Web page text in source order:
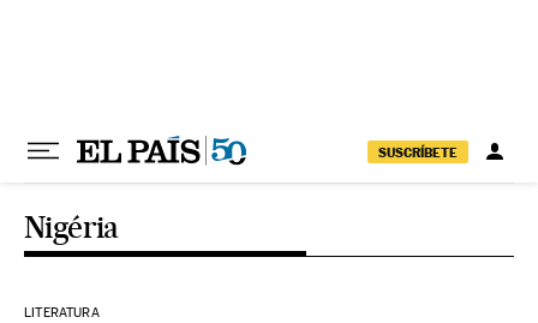
SUSCRÍBETE
Nigéria
LITERATURA